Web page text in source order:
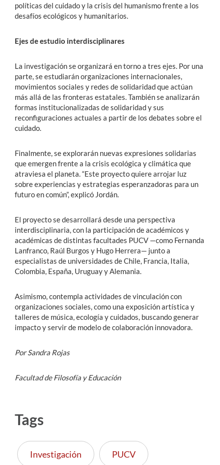
políticas del cuidado y la crisis del humanismo frente a los
desafíos ecológicos y humanitarios.
Ejes de estudio interdisciplinares
La investigación se organizará en torno a tres ejes. Por una
parte, se estudiarán organizaciones internacionales,
movimientos sociales y redes de solidaridad que actúan
más allá de las fronteras estatales. También se analizarán
formas institucionalizadas de solidaridad y sus
reconfiguraciones actuales a partir de los debates sobre el
cuidado.
Finalmente, se explorarán nuevas expresiones solidarias
que emergen frente a la crisis ecológica y climática que
atraviesa el planeta. “Este proyecto quiere arrojar luz
sobre experiencias y estrategias esperanzadoras para un
futuro en común”, explicó Jordán.
El proyecto se desarrollará desde una perspectiva
interdisciplinaria, con la participación de académicos y
académicas de distintas facultades PUCV —como Fernanda
Lanfranco, Raúl Burgos y Hugo Herrera— junto a
especialistas de universidades de Chile, Francia, Italia,
Colombia, España, Uruguay y Alemania.
Asimismo, contempla actividades de vinculación con
organizaciones sociales, como una exposición artística y
talleres de música, ecología y cuidados, buscando generar
impacto y servir de modelo de colaboración innovadora.
Por Sandra Rojas
Facultad de Filosofía y Educación
Tags
Investigación PUCV